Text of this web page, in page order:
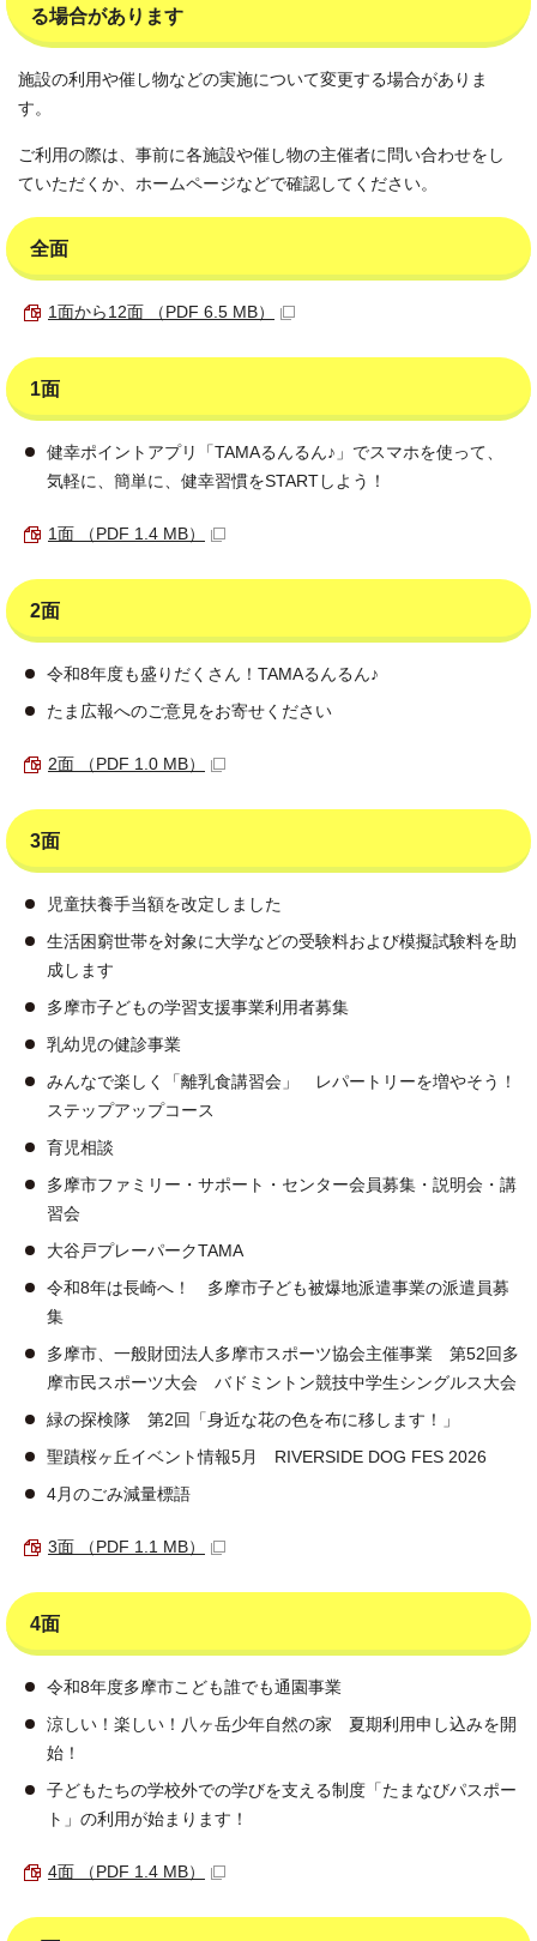
る場合があります
施設の利用や催し物などの実施について変更する場合がありま
す。
ご利用の際は、事前に各施設や催し物の主催者に問い合わせをし
ていただくか、ホームページなどで確認してください。
全面
1面から12面 （PDF 6.5 MB）
1面
健幸ポイントアプリ「TAMAるんるん♪」でスマホを使って、
気軽に、簡単に、健幸習慣をSTARTしよう！
1面 （PDF 1.4 MB）
2面
令和8年度も盛りだくさん！TAMAるんるん♪
たま広報へのご意見をお寄せください
2面 （PDF 1.0 MB）
3面
児童扶養手当額を改定しました
生活困窮世帯を対象に大学などの受験料および模擬試験料を助
成します
多摩市子どもの学習支援事業利用者募集
乳幼児の健診事業
みんなで楽しく「離乳食講習会」 レパートリーを増やそう！
ステップアップコース
育児相談
多摩市ファミリー・サポート・センター会員募集・説明会・講
習会
大谷戸プレーパークTAMA
令和8年は長崎へ！ 多摩市子ども被爆地派遣事業の派遣員募
集
多摩市、一般財団法人多摩市スポーツ協会主催事業 第52回多
摩市民スポーツ大会 バドミントン競技中学生シングルス大会
緑の探検隊 第2回「身近な花の色を布に移します！」
聖蹟桜ヶ丘イベント情報5月 RIVERSIDE DOG FES 2026
4月のごみ減量標語
3面 （PDF 1.1 MB）
4面
令和8年度多摩市こども誰でも通園事業
涼しい！楽しい！八ヶ岳少年自然の家 夏期利用申し込みを開
始！
子どもたちの学校外での学びを支える制度「たまなびパスポー
ト」の利用が始まります！
4面 （PDF 1.4 MB）